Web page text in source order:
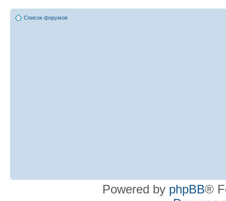
Список форумов
Powered by phpBB®